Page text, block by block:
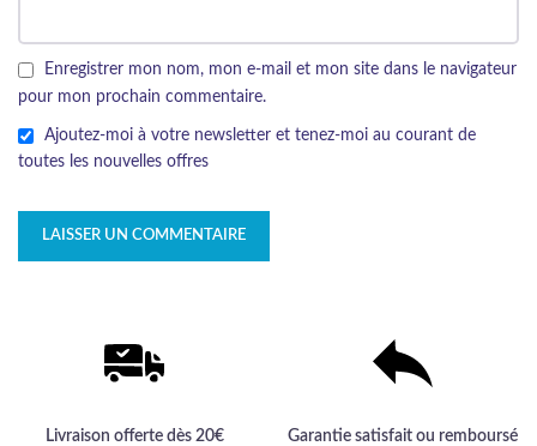
Enregistrer mon nom, mon e-mail et mon site dans le navigateur
pour mon prochain commentaire.
Ajoutez-moi à votre newsletter et tenez-moi au courant de
toutes les nouvelles offres
Livraison offerte dès 20€ Garantie satisfait ou remboursé